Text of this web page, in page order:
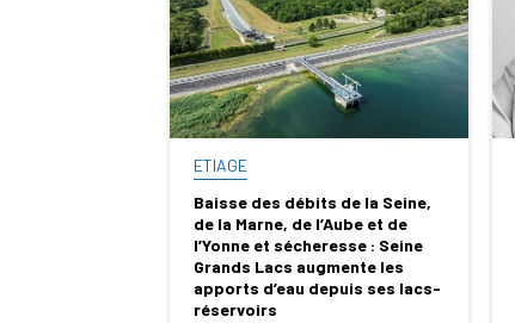
ETIAGE
Baisse des débits de la Seine,
de la Marne, de l’Aube et de
l’Yonne et sécheresse : Seine
Grands Lacs augmente les
apports d’eau depuis ses lacs-
réservoirs